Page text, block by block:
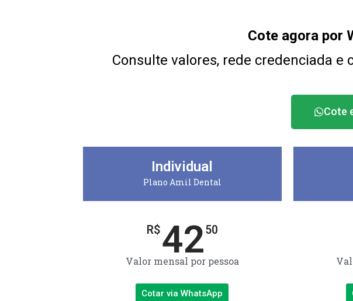
Cote agora por
Consulte valores, rede credenciada
Cote
Individual
Plano Amil Dental
R$4250
Valor mensal por pessoa
Cotar via WhatsApp